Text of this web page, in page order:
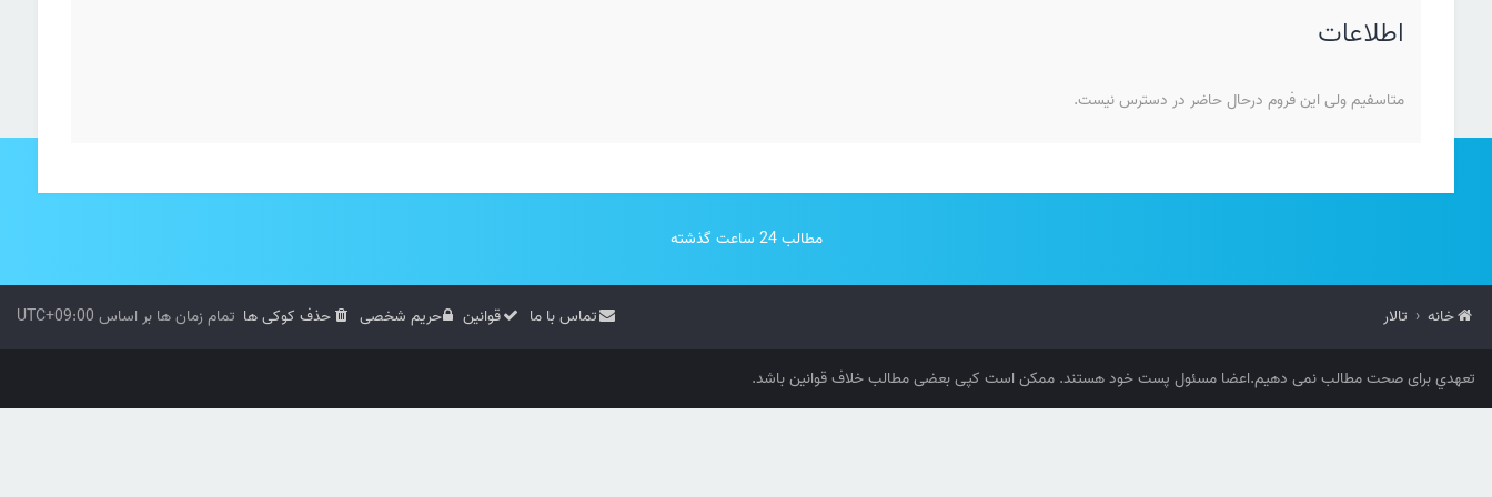
اطلاعات
متاسفیم ولی این فروم درحال حاضر در دسترس نیست.
مطالب 24 ساعت گذشته
خانه تالار تمام زمان ها بر اساس UTC+09:00 حذف کوکی ها حریم شخصی قوانین تماس با ما
تعهدي برای صحت مطالب نمی دهیم.اعضا مسئول پست خود هستند. ممکن است کپی بعضی مطالب خلاف قوانین باشد.